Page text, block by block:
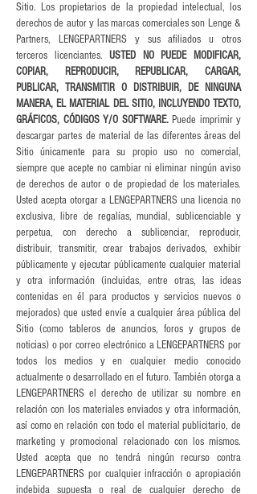
Sitio. Los propietarios de la propiedad intelectual, los
derechos de autor y las marcas comerciales son Lenge &
Partners, LENGEPARTNERS y sus afiliados u otros
terceros licenciantes.USTED NO PUEDE MODIFICAR,
COPIAR, REPRODUCIR, REPUBLICAR, CARGAR,
PUBLICAR, TRANSMITIR O DISTRIBUIR, DE NINGUNA
MANERA, EL MATERIAL DEL SITIO, INCLUYENDO TEXTO,
GRÁFICOS, CÓDIGOS Y/O SOFTWARE.Puede imprimir y
descargar partes de material de las diferentes áreas del
Sitio únicamente para su propio uso no comercial,
siempre que acepte no cambiar ni eliminar ningún aviso
de derechos de autor o de propiedad de los materiales.
Usted acepta otorgar a LENGEPARTNERS una licencia no
exclusiva, libre de regalías, mundial, sublicenciable y
perpetua, con derecho a sublicenciar, reproducir,
distribuir, transmitir, crear trabajos derivados, exhibir
públicamente y ejecutar públicamente cualquier material
y otra información (incluidas, entre otras, las ideas
contenidas en él para productos y servicios nuevos o
mejorados) que usted envíe a cualquier área pública del
Sitio (como tableros de anuncios, foros y grupos de
noticias) o por correo electrónico a LENGEPARTNERS por
todos los medios y en cualquier medio conocido
actualmente o desarrollado en el futuro. También otorga a
LENGEPARTNERS el derecho de utilizar su nombre en
relación con los materiales enviados y otra información,
así como en relación con todo el material publicitario, de
marketing y promocional relacionado con los mismos.
Usted acepta que no tendrá ningún recurso contra
LENGEPARTNERS por cualquier infracción o apropiación
indebida supuesta o real de cualquier derecho de